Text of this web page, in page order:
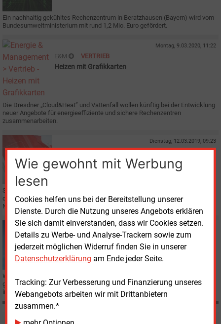
Wie gewohnt mit Werbung
lesen
Cookies helfen uns bei der Bereitstellung unserer
Dienste. Durch die Nutzung unseres Angebots erklären
Sie sich damit einverstanden, dass wir Cookies setzen.
Details zu Werbe- und Analyse-Trackern sowie zum
jederzeit möglichen Widerruf finden Sie in unserer
Datenschutzerklärung am Ende jeder Seite.
Tracking: Zur Verbesserung und Finanzierung unseres
Webangebots arbeiten wir mit Drittanbietern
zusammen.*
Ein nachhaltig gekühltes Rechenzentrum in Beratzhausen (Bayern) wird vom
Bundesumweltministerium mit rund 1,2 Mio. Euro gefördert.
Montag, 9.03.2020, 11:22
E&M VERTRIEB
Heizen mit Grafikkarten
Die Dresdner „Cloud&Heat” und Vattenfall wollen künftig bei der Entwicklung
neuer Angebote für energieeffiziente und sichere Rechenzentren
zusammenarbeiten.
Dienstag, 12.03.2019, 09:23
E&M HANNOVER MESSE
Öko-Partnerland Schweden
Schweden ist das bisher kleinste Partnerland der Hannover Messe, doch
dafür die Nummer eins in Europa, wenn es um erneuerbare Energien und
Nachhaltigkeit geht.
Montag, 19.02.2018, 09:44
E&M EFFIZIENZ
Abwärmenutzung im Europa-Test
Wie man Abwärme zu Heizzwecken nutzen kann, untersucht ein kürzlich
gestartetes EU-Projekt. Auch eine Anlage in Braunschweig gehört zu den
insgesamt vier Demonstrationsprojekten.